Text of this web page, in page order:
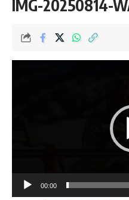
IMG-20250814-
00:00